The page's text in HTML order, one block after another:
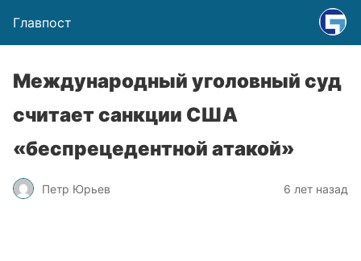
Главпост
Международный уголовный суд
считает санкции США
«беспрецедентной атакой»
Петр Юрьев 6 лет назад